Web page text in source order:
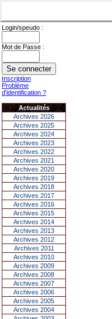
Login/speudo :
Mot de Passe :
Inscription
Problème
d'identification ?
Actualités
Archives 2026
Archives 2025
Archives 2024
Archives 2023
Archives 2022
Archives 2021
Archives 2020
Archives 2019
Archives 2018
Archives 2017
Archives 2016
Archives 2015
Archives 2014
Archives 2013
Archives 2012
Archives 2011
Archives 2010
Archives 2009
Archives 2008
Archives 2007
Archives 2006
Archives 2005
Archives 2004